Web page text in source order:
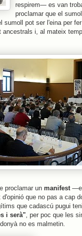
respirem— es van
proclamar que el
sumoll pot ser l'eina per
ancestrals i, al mateix
proclamar un manifest
que no pas a cap
que cadascú pugui
i serà", per poc que les
no es malmetin.